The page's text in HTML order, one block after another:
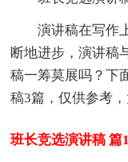
演讲稿在写作
断地进步，演讲稿
稿一筹莫展吗？下
稿3篇，仅供参考
班长竞选演讲稿 篇1